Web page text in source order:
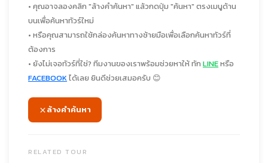
• คุณอาจลองคลิก "ล้างคำค้นหา" แล้วกดปุ่ม "ค้นหา" ตรงเมนูด้าน
บนเพื่อค้นหาทัวร์ใหม่
• หรือคุณสามารถใช้กล่องค้นหาทางซ้ายมือเพื่อเลือกค้นหาทัวร์ที่
ต้องการ
• ยังไม่เจอทัวร์ที่ใช่? ทีมงานของเราพร้อมช่วยหาให้ ทัก LINEหรือ
FACEBOOKได้เลย ยินดีช่วยเสมอครับ 😊
ล้างคำค้นหา
RELATED TOUR